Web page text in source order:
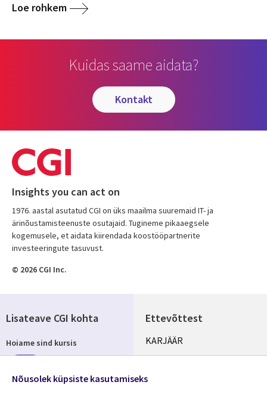
Loe rohkem
Kuidas saame aidata?
kontakt
Insights you can act on
1976. aastal asutatud CGI on üks maailma suuremaid IT- ja
ärinõustamisteenuste osutajaid. Tugineme pikaaegsele
kogemusele, et aidata kiirendada koostööpartnerite
investeeringute tasuvust.
© 2026 CGI Inc.
Ettevõttest
Useful
links
ESTONIA
KARJÄÄR
KONTORID
Lisateave CGI kohta
Hoiame sind kursis
Nõusolek küpsiste kasutamiseks